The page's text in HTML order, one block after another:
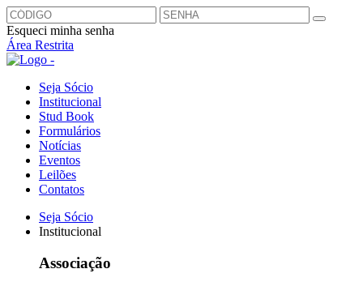
Esqueci minha senha
Área Restrita
Seja Sócio
Institucional
Stud Book
Formulários
Notícias
Eventos
Leilões
Contatos
Seja Sócio
Institucional
Associação